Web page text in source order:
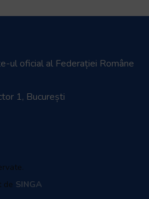
ul oficial al Federației Române
1, București
de SINGA